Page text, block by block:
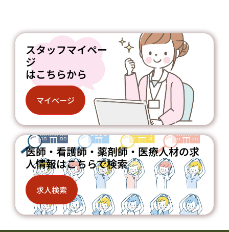
スタッフマイペー
ジ
はこちらから
マイページ
医師・看護師・薬剤師・医療人材の求
人情報はこちらで検索
求人検索